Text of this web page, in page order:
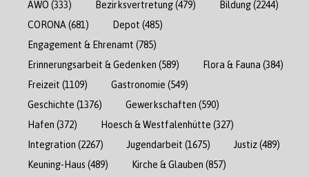
AWO (333) Bezirksvertretung(479) Bildung(2244)
CORONA (681) Depot (485)
Engagement & Ehrenamt (785)
Erinnerungsarbeit & Gedenken (589) Flora & Fauna (384)
Freizeit (1109) Gastronomie (549)
Geschichte (1376) Gewerkschaften (590)
Hafen (372) Hoesch & Westfalenhütte (327)
Integration (2267) Jugendarbeit (1675) Justiz(489)
Keuning-Haus (489) Kirche & Glauben (857)